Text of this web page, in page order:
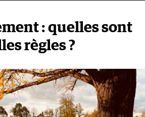
: quelles sont
règles ?